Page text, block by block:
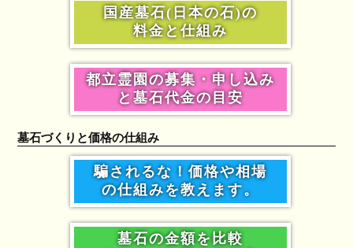
国産墓石(日本の石)の
料金と仕組み
都立霊園の募集・申し込み
と墓石代金の目安
墓石づくりと価格の仕組み
騙されるな！価格や相場
の仕組みを教えます。
墓石の金額を比較